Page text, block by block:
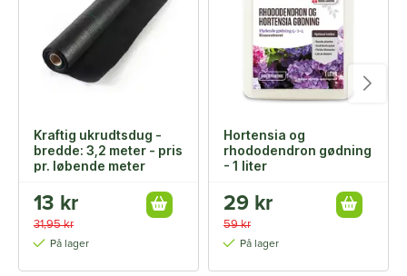
Kraftig ukrudtsdug -
bredde: 3,2 meter - pris
pr. løbende meter
13 kr
31,95 kr
På lager
Hortensia og
rhododendron gødning
- 1 liter
29 kr
59 kr
På lager